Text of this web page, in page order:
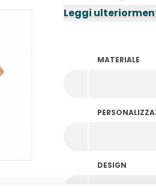
beneficiare di una
Leggi
MATERIALE
DESIGN